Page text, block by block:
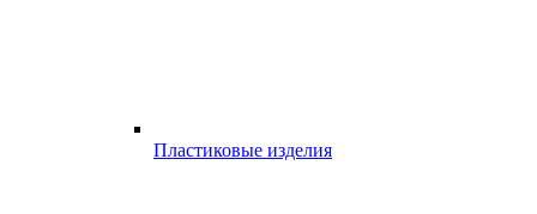
Пластиковые изделия